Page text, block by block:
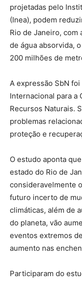
projetadas pelo
(Inea), podem
Rio de Janeiro, com
de água absorvida,
200 milhões de
A expressão SbN
Internacional para a
Recursos Naturais.
problemas
proteção e
O estudo aponta
estado do Rio de
consideravelmente
futuro incerto de
climáticas, além de
do planeta, vão
eventos extremos
aumento nas
Participaram do